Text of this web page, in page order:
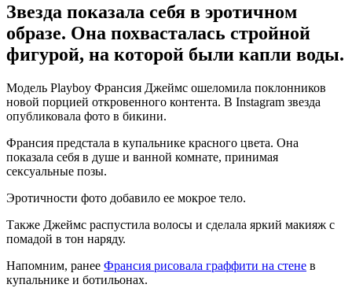
Звезда показала себя в эротичном
образе. Она похвасталась стройной
фигурой, на которой были капли воды.
Модель Playboy Франсия Джеймс ошеломила поклонников
новой порцией откровенного контента. В Instagram звезда
опубликовала фото в бикини.
Франсия предстала в купальнике красного цвета. Она
показала себя в душе и ванной комнате, принимая
сексуальные позы.
Эротичности фото добавило ее мокрое тело.
Также Джеймс распустила волосы и сделала яркий макияж с
помадой в тон наряду.
Напомним, ранее Франсия рисовала граффити на стене в
купальнике и ботильонах.